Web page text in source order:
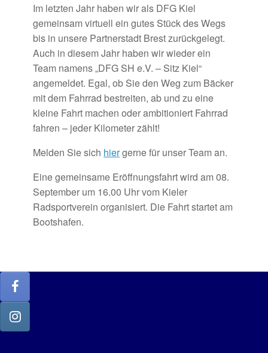
Im letzten Jahr haben wir als DFG Kiel
gemeinsam virtuell ein gutes Stück des Wegs
bis in unsere Partnerstadt Brest zurückgelegt.
Auch in diesem Jahr haben wir wieder ein
Team namens „DFG SH e.V. – Sitz Kiel“
angemeldet. Egal, ob Sie den Weg zum Bäcker
mit dem Fahrrad bestreiten, ab und zu eine
kleine Fahrt machen oder ambitioniert Fahrrad
fahren – jeder Kilometer zählt!
Melden Sie sich hiergerne für unser Team an.
Eine gemeinsame Eröffnungsfahrt wird am 08.
September um 16.00 Uhr vom Kieler
Radsportverein organisiert. Die Fahrt startet am
Bootshafen.